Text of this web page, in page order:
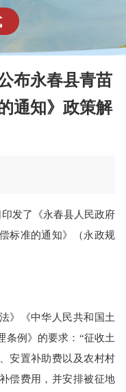
布永春县青苗
通知》政策解
发了《永春县人民政府
标准的通知》（永政规
《中华人民共和国土
条例》的要求：“征收土
安置补助费以及农村村
偿费用，并安排被征地